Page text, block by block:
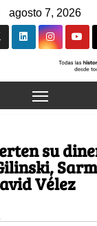
agosto 7, 2026
su
Vélez